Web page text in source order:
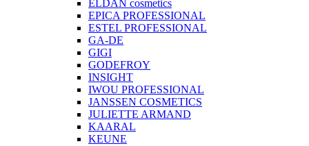
ELDAN cosmetics
EPICA PROFESSIONAL
ESTEL PROFESSIONAL
GA-DE
GIGI
GODEFROY
INSIGHT
IWOU PROFESSIONAL
JANSSEN COSMETICS
JULIETTE ARMAND
KAARAL
KEUNE